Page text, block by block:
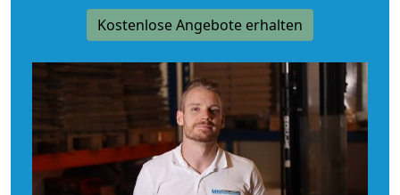
Kostenlose Angebote erhalten